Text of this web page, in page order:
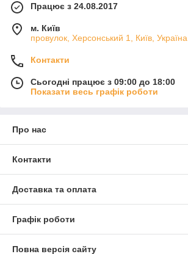
Працює з 24.08.2017
м. Київ
провулок, Херсонський 1, Київ, Україна
Контакти
Сьогодні працює з 09:00 до 18:00
Показати весь графік роботи
Про нас
Контакти
Доставка та оплата
Графік роботи
Повна версія сайту